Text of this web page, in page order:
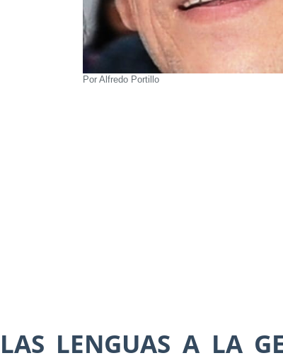
Por Alfredo Portillo
LENGUAS A LA